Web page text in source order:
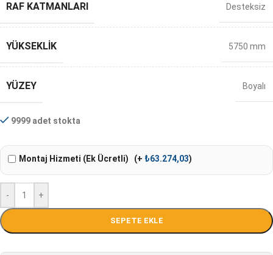
RAF KATMANLARI Desteksiz
YÜKSEKLIK 5750 mm
YÜZEY Boyalı
9999 adet stokta
Montaj Hizmeti (Ek Ücretli) (+ ₺63.274,03)
- +
SEPETE EKLE